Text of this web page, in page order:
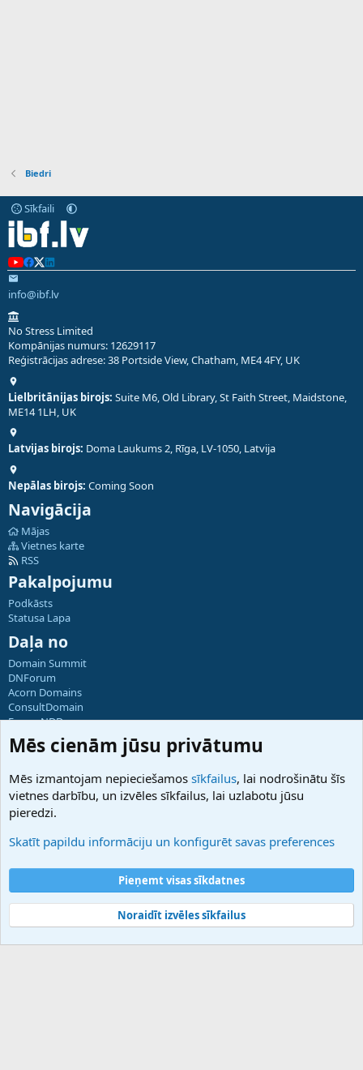
Biedri
Sīkfaili
info@ibf.lv
No Stress Limited
Kompānijas numurs: 12629117
Reģistrācijas adrese: 38 Portside View, Chatham, ME4 4FY, UK
Lielbritānijas birojs: Suite M6, Old Library, St Faith Street, Maidstone,
ME14 1LH, UK
Latvijas birojs: Doma Laukums 2, Rīga, LV-1050, Latvija
Nepālas birojs: Coming Soon
Navigācija
Mājas
Vietnes karte
RSS
Pakalpojumu
Podkāsts
Statusa Lapa
Daļa no
Domain Summit
DNForum
Acorn Domains
ConsultDomain
ForumNDD
Domainforum.ro
27.be
Hostmaria
Atbalsts
Palīdzība
Noteikumi un nosacījumi
Privātuma politika
Community platform by XenForo® © 2010-2025 XenForo Ltd.
Mēs cienām jūsu privātumu
Mēs izmantojam nepieciešamos sīkfailus, lai nodrošinātu šīs
vietnes darbību, un izvēles sīkfailus, lai uzlabotu jūsu
pieredzi.
Skatīt papildu informāciju un konfigurēt savas preferences
Pieņemt visas sīkdatnes
Noraidīt izvēles sīkfailus